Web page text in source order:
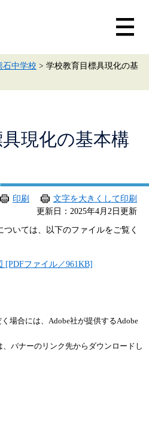
石中学校 > 学校教育目標具現化の基
現化の基本構
印刷
文字を大きくして印刷
更新日：2025年4月2日更新
いては、以下のファイルをご覧く
[PDFファイル／961KB]
場合には、Adobe社が提供するAdobe
、バナーのリンク先からダウンロードし